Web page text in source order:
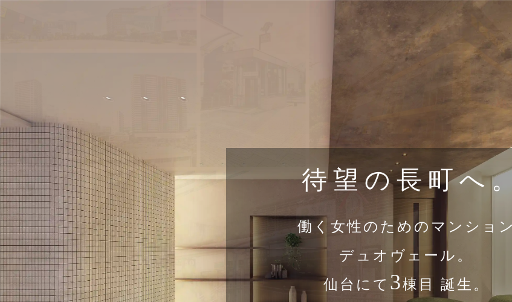
待望の長町へ。
働く女性のためのマンション
デュオヴェール。
仙台にて 3棟目 誕生。